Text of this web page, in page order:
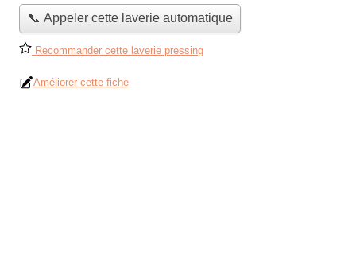
📞 Appeler cette laverie automatique
Recommander cette laverie pressing
Améliorer cette fiche